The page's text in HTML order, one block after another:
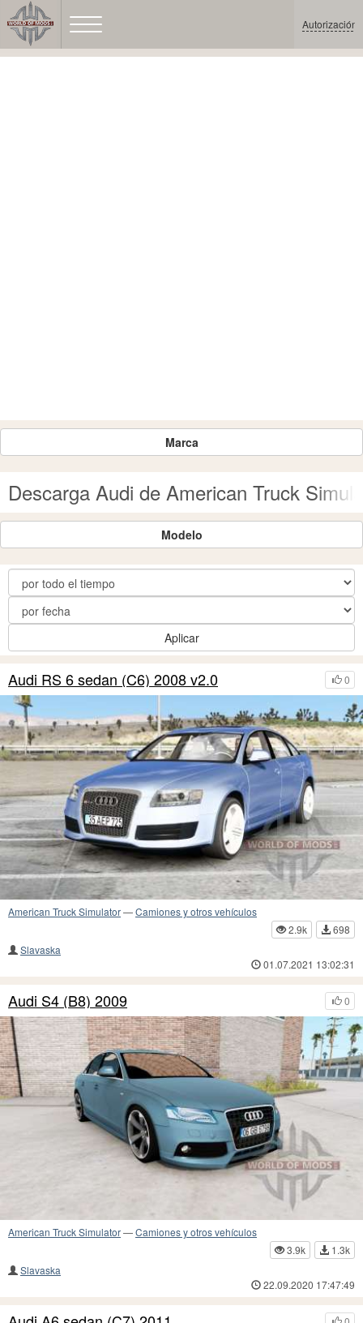
Autorización
Marca
Descarga Audi de American Truck
Modelo
Aplicar
0
Audi RS 6 sedan (C6) 2008 v2.0
American Truck Simulator—Camiones y otros vehículos
2.9k
698
Slavaska
01.07.2021 13:02:31
0
Audi S4 (B8) 2009
American Truck Simulator—Camiones y otros vehículos
3.9k
1.3k
Slavaska
22.09.2020 17:47:49